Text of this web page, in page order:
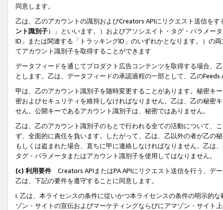
同意します。
乙は、乙のアカウントの識別およびCreators APIにリクエスト送信を
ント識別子）」といいます。）およびアソシエイト・タグ・パラメー
ID」または関連する「トラッキングID」のいずれかとなります。）の
てアカウント識別子を取得することができます
データフィードを通じてプロダクト広告コンテンツを取得する場合、
とします。乙は、データフィードの承認過程の一部として、乙の
甲は、乙のアカウント識別子を随時変更することがあります。秘密キ
密およびセキュリティを維持しなければなりません。乙は、乙の秘密
せん。公開キーであるアカウント識別子は、秘密ではありません。
乙は、乙のアカウント識別子のもとで行われる全ての活動について、
ず、全面的に責任を負います。したがって、乙は、乙以外の者が乙の
もしくは盗まれた場合、直ちに甲に連絡しなければなりません。乙は
タグ・パラメータまたはアカウント識別子を使用してはなりません。
(c) 利用要件 Creators APIまたはPA APIにリクエスト送信を行う、デ
乙は、下記の要件を遵守することに同意します。
i. 乙は、本ライセンスの条件に従いかつ本ライセンスの条件の明示的
ゾン・サイトの宣伝およびマーケティングならびにアマゾン・サイト